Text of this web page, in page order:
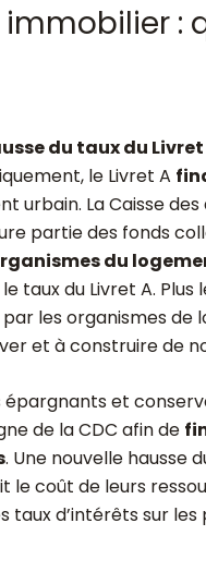
immobilier :
du taux du Livret
le Livret A
urbain. La Caisse
partie des fonds
du
taux du Livret A.
les organismes de
et à construire de
et
de la CDC afin de
. Une nouvelle hausse
le coût de leurs
d’intérêts sur les